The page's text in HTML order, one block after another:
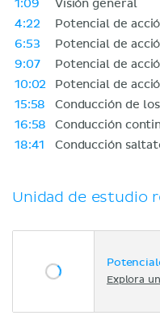
1:09
Visión general
4:22
Potencial de
6:53
Potencial de
9:07
Potencial de
10:02
Potencial de
15:58
Conducción de
16:58
Conducción
18:41
Conducción
Unidad de estudio
Explora